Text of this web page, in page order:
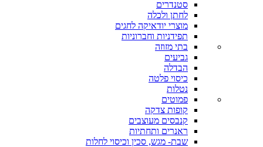
סטנדרים
לחתן ולכלה
מוצרי יודאיקה לחגים
תפידניות וחברוניות
בתי מזוזה
גביעים
הבדלה
כיסוי פלטה
נטלות
פמוטים
קופות צדקה
קנבסים מעוצבים
ראנרים ותחתיות
שבת- מגש, סכין וכיסוי לחלות